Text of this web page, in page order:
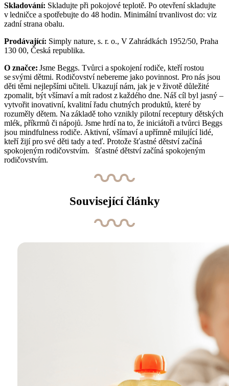
Skladování: Skladujte při pokojové teplotě. Po otevření skladujte
v ledničce a spotřebujte do 48 hodin. Minimální trvanlivost do: viz
zadní strana obalu.
Prodávající: Simply nature, s. r. o., V Zahrádkách 1952/50, Praha
130 00, Česká republika.
O značce: Jsme Beggs. Tvůrci a spokojení rodiče, kteří rostou
se svými dětmi. Rodičovství nebereme jako povinnost. Pro nás jsou
děti těmi nejlepšími učiteli. Ukazují nám, jak je v životě důležité
zpomalit, být všímaví a mít radost z každého dne. Náš cíl byl jasný –
vytvořit inovativní, kvalitní řadu chutných produktů, které by
rozuměly dětem. Na základě toho vznikly pilotní receptury dětských
mlék, příkrmů či nápojů. Jsme hrdí na to, že iniciátoři a tvůrci Beggs
jsou mindfulness rodiče. Aktivní, všímaví a upřímně milující lidé,
kteří žijí pro své děti tady a teď. Protože šťastné dětství začíná
spokojeným rodičovstvím. šťastné dětství začíná spokojeným
rodičovstvím.
Související články